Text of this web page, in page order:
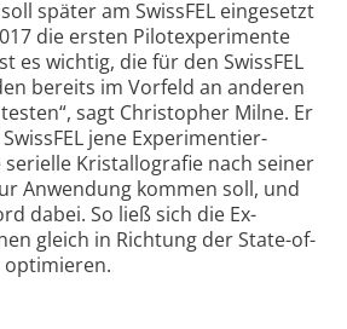
später am SwissFEL eingesetzt
die ersten Pilot­experimente
es wichtig, die für den SwissFEL
bereits im Vorfeld an anderen
sagt Christopher Milne. Er
jene Experi­mentier­
Kristal­lografie nach seiner
Anwendung kommen soll, und
dabei. So ließ sich die Ex­
gleich in Richtung der State-of-